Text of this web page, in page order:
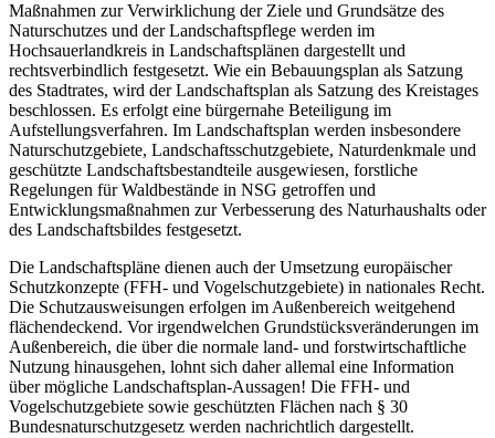
Maßnahmen zur Verwirklichung der Ziele und Grundsätze des
Naturschutzes und der Landschaftspflege werden im
Hochsauerlandkreis in Landschaftsplänen dargestellt und
rechtsverbindlich festgesetzt. Wie ein Bebauungsplan als Satzung
des Stadtrates, wird der Landschaftsplan als Satzung des Kreistages
beschlossen. Es erfolgt eine bürgernahe Beteiligung im
Aufstellungsverfahren. Im Landschaftsplan werden insbesondere
Naturschutzgebiete, Landschaftsschutzgebiete, Naturdenkmale und
geschützte Landschaftsbestandteile ausgewiesen, forstliche
Regelungen für Waldbestände in NSG getroffen und
Entwicklungsmaßnahmen zur Verbesserung des Naturhaushalts oder
des Landschaftsbildes festgesetzt.
Die Landschaftspläne dienen auch der Umsetzung europäischer
Schutzkonzepte (FFH- und Vogelschutzgebiete) in nationales Recht.
Die Schutzausweisungen erfolgen im Außenbereich weitgehend
flächendeckend. Vor irgendwelchen Grundstücksveränderungen im
Außenbereich, die über die normale land- und forstwirtschaftliche
Nutzung hinausgehen, lohnt sich daher allemal eine Information
über mögliche Landschaftsplan-Aussagen! Die FFH- und
Vogelschutzgebiete sowie geschützten Flächen nach § 30
Bundesnaturschutzgesetz werden nachrichtlich dargestellt.